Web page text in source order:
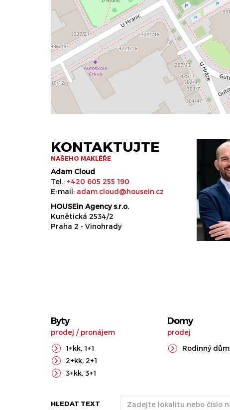
KONTAKTUJTE
NAŠEHO MAKLÉŘE
Adam Cloud
Tel.: +420 605 255 190
E-mail: adam.cloud@housein.cz
HOUSEin Agency s.r.o.
Kunětická 2534/2
Praha 2 - Vinohrady
Byty
prodej / pronájem
1+kk, 1+1
2+kk, 2+1
3+kk, 3+1
Domy
prodej
Rodinný dům
HLEDAT TEXT